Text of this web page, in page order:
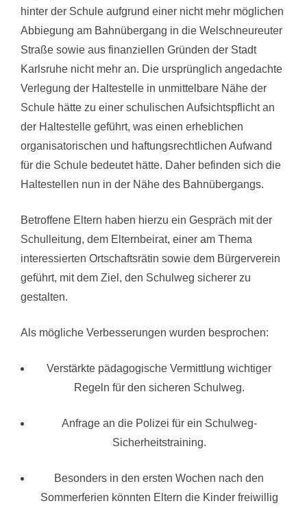
hinter der Schule aufgrund einer nicht mehr möglichen
Abbiegung am Bahnübergang in die Welschneureuter
Straße sowie aus finanziellen Gründen der Stadt
Karlsruhe nicht mehr an. Die ursprünglich angedachte
Verlegung der Haltestelle in unmittelbare Nähe der
Schule hätte zu einer schulischen Aufsichtspflicht an
der Haltestelle geführt, was einen erheblichen
organisatorischen und haftungsrechtlichen Aufwand
für die Schule bedeutet hätte. Daher befinden sich die
Haltestellen nun in der Nähe des Bahnübergangs.
Betroffene Eltern haben hierzu ein Gespräch mit der
Schulleitung, dem Elternbeirat, einer am Thema
interessierten Ortschaftsrätin sowie dem Bürgerverein
geführt, mit dem Ziel, den Schulweg sicherer zu
gestalten.
Als mögliche Verbesserungen wurden besprochen:
Verstärkte pädagogische Vermittlung wichtiger
Regeln für den sicheren Schulweg.
Anfrage an die Polizei für ein Schulweg-
Sicherheitstraining.
Besonders in den ersten Wochen nach den
Sommerferien könnten Eltern die Kinder freiwillig